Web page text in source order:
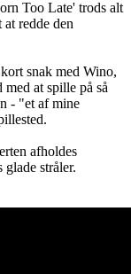
Too Late' trods alt
redde den
snak med Wino,
at spille på så
- "et af mine
afholdes
stråler.